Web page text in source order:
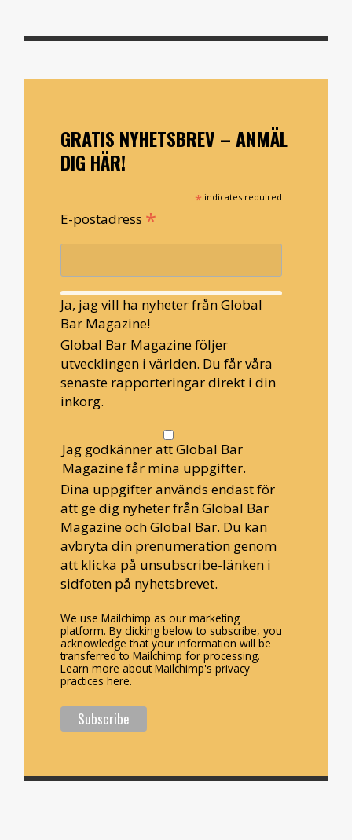
GRATIS NYHETSBREV – ANMÄL
DIG HÄR!
* indicates required
E-postadress *
Ja, jag vill ha nyheter från Global
Bar Magazine!
Global Bar Magazine följer
utvecklingen i världen. Du får våra
senaste rapporteringar direkt i din
inkorg.
Jag godkänner att Global Bar
Magazine får mina uppgifter.
Dina uppgifter används endast för
att ge dig nyheter från Global Bar
Magazine och Global Bar. Du kan
avbryta din prenumeration genom
att klicka på unsubscribe-länken i
sidfoten på nyhetsbrevet.
We use Mailchimp as our marketing
platform. By clicking below to subscribe, you
acknowledge that your information will be
transferred to Mailchimp for processing.
Learn more about Mailchimp's privacy
practices here.